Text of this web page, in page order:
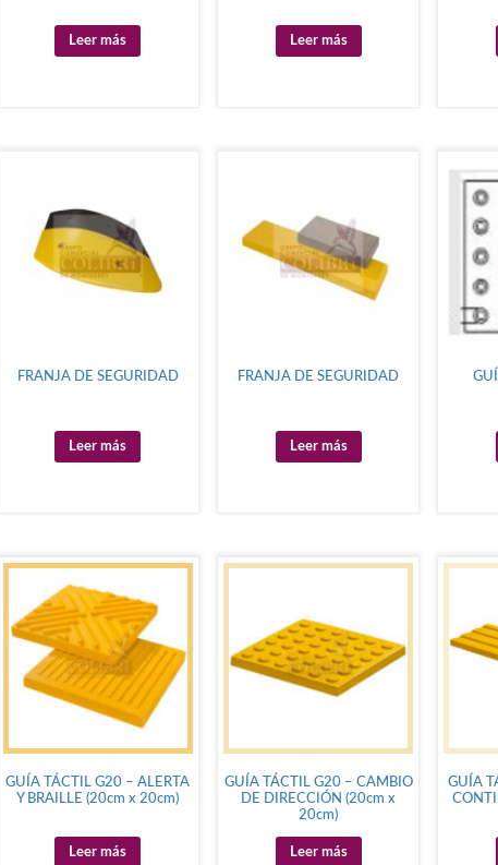
Leer más Leer más
FRANJA DE SEGURIDAD
Leer más
FRANJA DE SEGURIDAD
Leer más
GUÍA TÁCTIL G20 – ALERTA
Y BRAILLE (20cm x 20cm)
Leer más
GUÍA TÁCTIL G20 – CAMBIO
DE DIRECCIÓN (20cm x
20cm)
Leer más
GUÍA